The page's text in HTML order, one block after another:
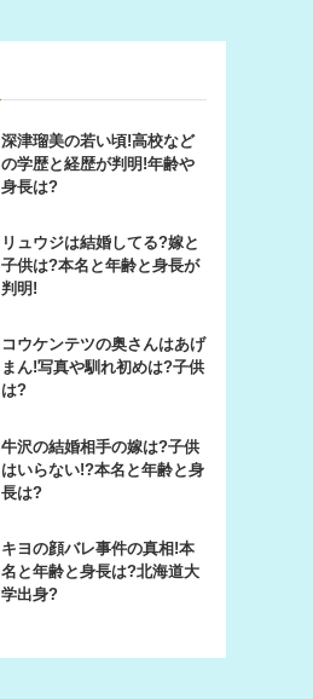
深津瑠美の若い頃!高校など
の学歴と経歴が判明!年齢や
身長は?
リュウジは結婚してる?嫁と
子供は?本名と年齢と身長が
判明!
コウケンテツの奥さんはあげ
まん!写真や馴れ初めは?子供
は?
牛沢の結婚相手の嫁は?子供
はいらない!?本名と年齢と身
長は?
キヨの顔バレ事件の真相!本
名と年齢と身長は?北海道大
学出身?